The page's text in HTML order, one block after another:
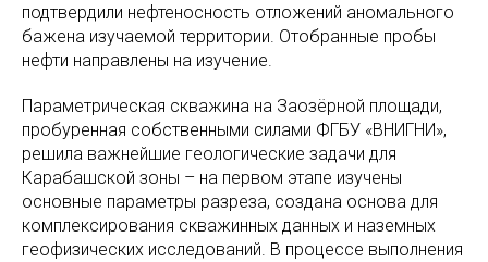
подтвердили нефтеносность отложений аномального
бажена изучаемой территории. Отобранные пробы
нефти направлены на изучение.
Параметрическая скважина на Заозёрной площади,
пробуренная собственными силами ФГБУ «ВНИГНИ»,
решила важнейшие геологические задачи для
Карабашской зоны – на первом этапе изучены
основные параметры разреза, создана основа для
комплексирования скважинных данных и наземных
геофизических исследований. В процессе выполнения